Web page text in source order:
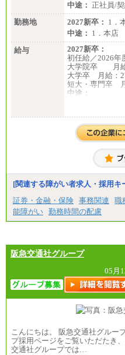
中途： 正社員/
勤務地
2027新卒： 1
中途： 1．本
給与
2027新卒：
初任給／2026年
大学院卒 月給
大学卒 月給：
短大・専門卒
中途：
※職務経験等を
※試用期間中も
[関連する障がい者求人・採用キ
証券・金融・保険 事務関連 職
能障がい 勤務時間の配慮
阪急交通社グループ
05月
こんにちは。 阪急交通社グル
プ採用ページをご覧いただたき
交通社グループでは…